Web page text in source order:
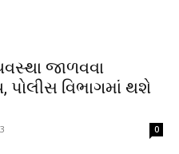
જાળવવા
પોલીસ વિભાગમાં થશે
0